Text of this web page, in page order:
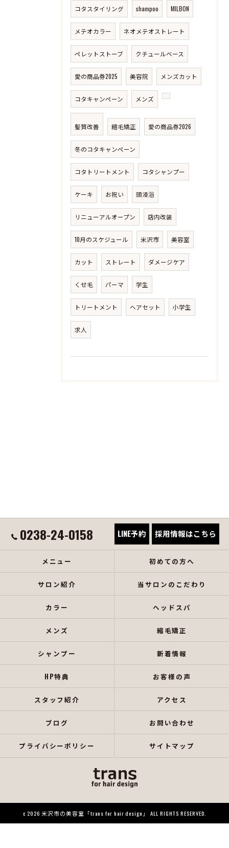
コタスタイリング shampoo MILBON
メテオカラー ネオメテオストレート
ペレットストーブ クチュールベース
愛の商品券2025 美容院 メンズカット
コタキャンペーン メンズ
髪質改善 縮毛矯正 愛の商品券2026
冬のコタキャンペーン
コタトリートメント コタシャンプー
ケーキ お祝い 頭浸浴
リニューアルオープン 店内改装
10月のスケジュール 米沢市 美容室
カット ストレート ダメージケア
くせ毛 パーマ 学生
トリートメント ヘアセット 小学生
求人
0238-24-0158 LINE予約 採用情報はこちら
メニュー 初めての方へ
サロン紹介 当サロンのこだわり
カラー ヘッドスパ
メンズ 縮毛矯正
シャンプー 新着情報
HP特典 お客様の声
スタッフ紹介 アクセス
ブログ お問い合わせ
プライバシーポリシー サイトマップ
c 2026 米沢市の美容室「trans for hair design」 ALL RIGHTS RESERVED.